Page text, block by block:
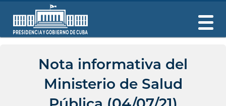
Nota informativa del
Ministerio de Salud